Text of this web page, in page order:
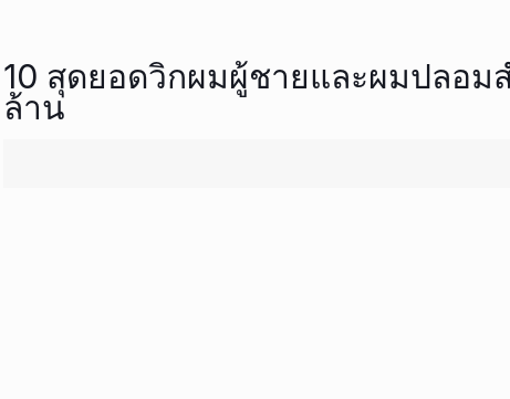
10 สุดยอดวิกผมผู้ชายและผมปลอม
ล้าน